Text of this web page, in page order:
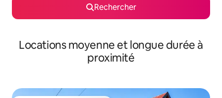
Rechercher
Locations moyenne et longue durée à
proximité